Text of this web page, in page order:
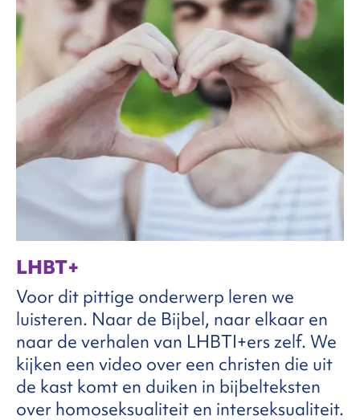
LHBT+
Voor dit pittige onderwerp leren we
luisteren. Naar de Bijbel, naar elkaar en
naar de verhalen van LHBTI+ers zelf. We
kijken een video over een christen die uit
de kast komt en duiken in bijbelteksten
over homoseksualiteit en interseksualiteit.